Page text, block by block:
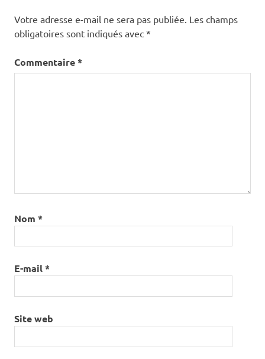
Votre adresse e-mail ne sera pas publiée. Les champs
obligatoires sont indiqués avec *
Commentaire*
Nom *
E-mail*
Site web